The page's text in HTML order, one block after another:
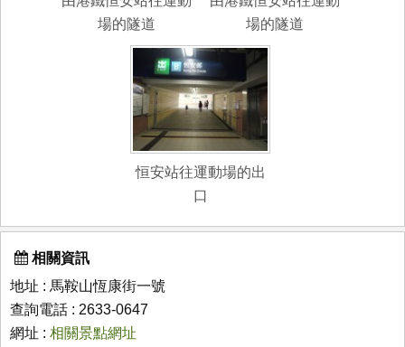
場的隧道
場的隧道
恒安站往運動場的出
口
相關資訊
地址 : 馬鞍山恆康街一號
查詢電話 : 2633-0647
網址 : 相關景點網址